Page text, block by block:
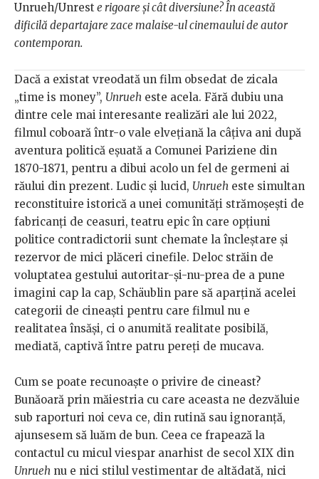
Unrueh/Unrest e rigoare și cât diversiune? În această
dificilă departajare zace malaise-ul cinemaului de autor
contemporan.
Dacă a existat vreodată un film obsedat de zicala
„time is money”, Unrueh este acela. Fără dubiu una
dintre cele mai interesante realizări ale lui 2022,
filmul coboară într-o vale elvețiană la câțiva ani după
aventura politică eșuată a Comunei Pariziene din
1870-1871, pentru a dibui acolo un fel de germeni ai
răului din prezent. Ludic și lucid, Unrueh este simultan
reconstituire istorică a unei comunități strămoșești de
fabricanți de ceasuri, teatru epic în care opțiuni
politice contradictorii sunt chemate la încleștare și
rezervor de mici plăceri cinefile. Deloc străin de
voluptatea gestului autoritar-și-nu-prea de a pune
imagini cap la cap, Schäublin pare să aparțină acelei
categorii de cineaști pentru care filmul nu e
realitatea însăși, ci o anumită realitate posibilă,
mediată, captivă între patru pereți de mucava.
Cum se poate recunoaște o privire de cineast?
Bunăoară prin măiestria cu care aceasta ne dezvăluie
sub raporturi noi ceva ce, din rutină sau ignoranță,
ajunsesem să luăm de bun. Ceea ce frapează la
contactul cu micul viespar anarhist de secol XIX din
Unrueh nu e nici stilul vestimentar de altădată, nici